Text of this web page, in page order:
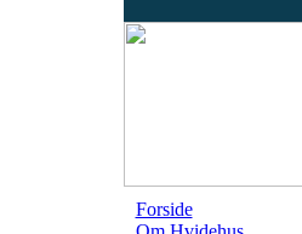
Forside